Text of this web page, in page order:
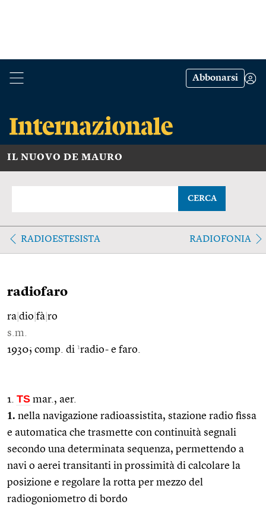
Abbonarsi
IL NUOVO DE MAURO
CERCA
RADIOESTESISTA RADIOFONIA
radiofaro
ra dio fà ro
s.m.
1930; comp. di 1radio- e faro.
1. TS mar., aer.
1. nella navigazione radioassistita, stazione radio fissa
e automatica che trasmette con continuità segnali
secondo una determinata sequenza, permettendo a
navi o aerei transitanti in prossimità di calcolare la
posizione e regolare la rotta per mezzo del
radiogoniometro di bordo